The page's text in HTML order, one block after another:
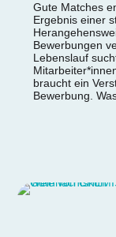
Gute Matches
Ergebnis einer
Bewerbungen
Lebenslauf
braucht ein
Bewerbung.